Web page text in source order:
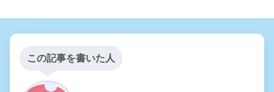
この記事を書いた人